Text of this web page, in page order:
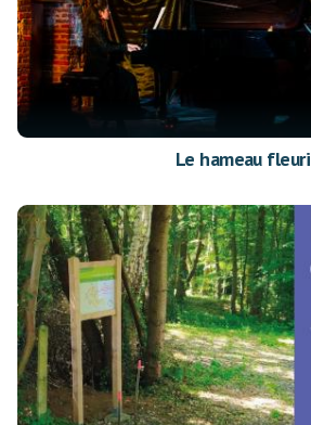
Le hameau fleuri